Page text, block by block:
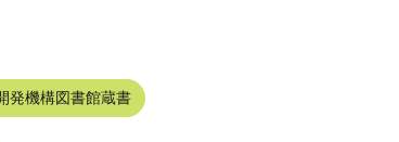
発機構図書館蔵書